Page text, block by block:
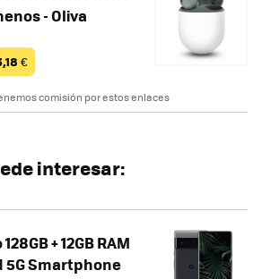
- Oliva
€
comisión por estos enlaces
interesar:
+ 12GB RAM
5G Smartphone